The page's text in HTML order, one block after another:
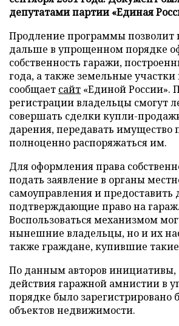
депутатами партии «Единая
Продление программы позволит
дальше в упрощенном порядке
собственность гаражи,
года, а также земельные
сообщает сайт «Единой России».
регистрации владельцы смогут
совершать сделки купли-
дарения, передавать имущество
полноценно распоряжаться им.
Для оформления права
подать заявление в органы
самоуправления и
подтверждающие право на гараж.
Воспользоваться механизмом
нынешние владельцы, но и их
также граждане, купившие
По данным авторов инициативы,
действия гаражной амнистии в
порядке было зарегистрировано
объектов недвижимости.